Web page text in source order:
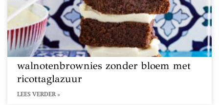
walnotenbrownies zonder bloem met
ricottaglazuur
LEES VERDER »